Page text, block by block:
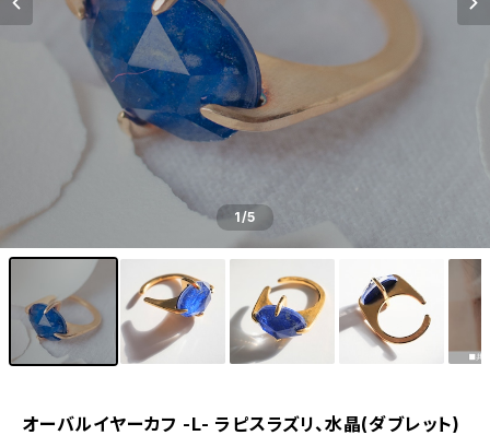
1/5
オーバルイヤーカフ -L- ラピスラズリ、水晶(ダブレット)